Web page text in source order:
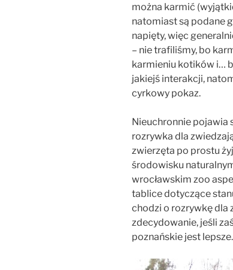
można karmić
natomiast są podane
napięty, więc
– nie trafiliśmy, bo
karmieniu kotików i…
jakiejś interakcji,
cyrkowy pokaz.
Nieuchronnie pojawia
rozrywka dla
zwierzęta po prostu
środowisku
wrocławskim zoo
tablice dotyczące
chodzi o rozrywkę dla
zdecydowanie, jeśli
poznańskie jest